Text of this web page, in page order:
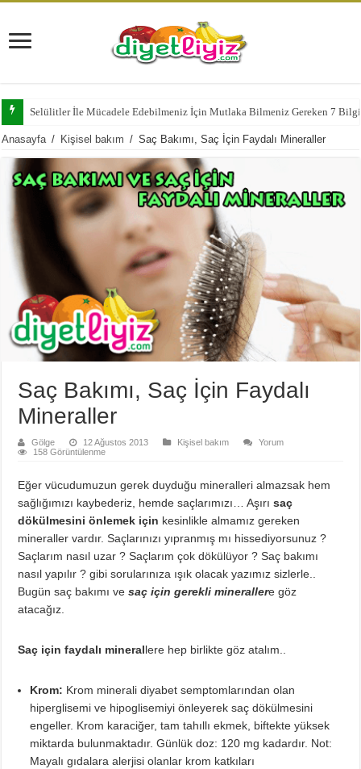
Selülitler İle Mücadele Edebilmeniz İçin Mutlaka Bilmeniz Gereken 7 Bilgi
Anasayfa / Kişisel bakım / Saç Bakımı, Saç İçin Faydalı Mineraller
Saç Bakımı, Saç İçin Faydalı
Mineraller
Gölge 12 Ağustos 2013 Kişisel bakım
Yorum
158 Görüntülenme
Eğer vücudumuzun gerek duyduğu mineralleri almazsak hem
sağlığımızı kaybederiz, hemde saçlarımızı… Aşırısaç
dökülmesini önlemek için kesinlikle almamız gereken
mineraller vardır. Saçlarınızı yıpranmış mı hissediyorsunuz ?
Saçlarım nasıl uzar ? Saçlarım çok dökülüyor ? Saç bakımı
nasıl yapılır ? gibi sorularınıza ışık olacak yazımız sizlerle..
Bugün saç bakımı vesaç için gerekli minerallere göz
atacağız.
Saç için faydalı minerallere hep birlikte göz atalım..
Krom: Krom minerali diyabet semptomlarından olan
hiperglisemi ve hipoglisemiyi önleyerek saç dökülmesini
engeller. Krom karaciğer, tam tahıllı ekmek, biftekte yüksek
miktarda bulunmaktadır. Günlük doz: 120 mg kadardır. Not:
Mayalı gıdalara alerjisi olanlar krom katkıları